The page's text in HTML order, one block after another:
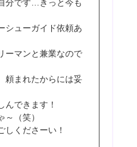
分です…きっと今も
シューガイド依頼あ
ーマンと兼業なので
頼まれたからには妥
んできます！
（笑）
しくださーい！